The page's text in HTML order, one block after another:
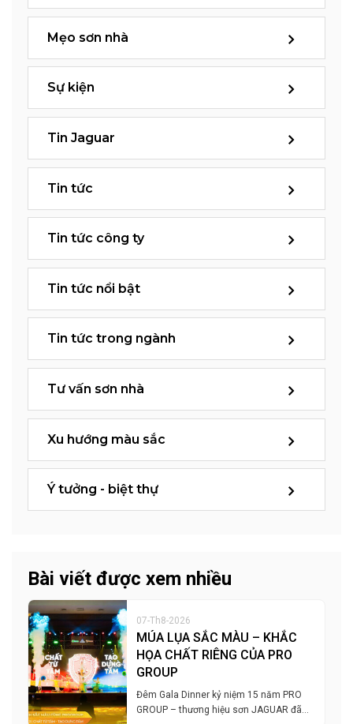
Mẹo sơn nhà
Sự kiện
Tin Jaguar
Tin tức
Tin tức công ty
Tin tức nổi bật
Tin tức trong ngành
Tư vấn sơn nhà
Xu hướng màu sắc
Ý tưởng - biệt thự
Bài viết được xem nhiều
07-Th8-2026
MÚA LỤA SẮC MÀU – KHẮC
HỌA CHẤT RIÊNG CỦA PRO
GROUP
Đêm Gala Dinner kỷ niệm 15 năm PRO
GROUP – thương hiệu sơn JAGUAR đã…